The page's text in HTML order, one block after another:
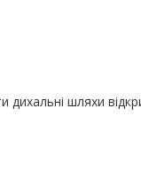
шляхи